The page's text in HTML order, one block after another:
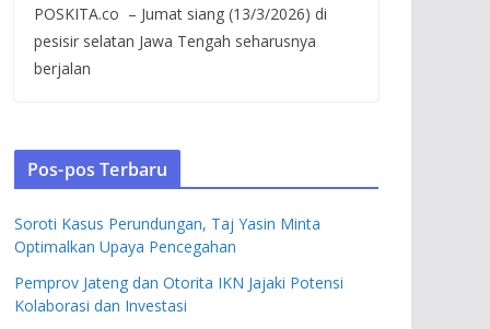
POSKITA.co – Jumat siang (13/3/2026) di
pesisir selatan Jawa Tengah seharusnya
berjalan
Pos-pos Terbaru
Soroti Kasus Perundungan, Taj Yasin Minta
Optimalkan Upaya Pencegahan
Pemprov Jateng dan Otorita IKN Jajaki Potensi
Kolaborasi dan Investasi